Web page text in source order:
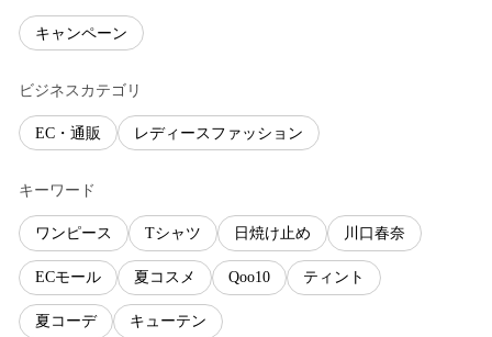
キャンペーン
ビジネスカテゴリ
EC・通販 レディースファッション
キーワード
ワンピース Tシャツ 日焼け止め 川口春奈
ECモール 夏コスメ Qoo10 ティント
夏コーデ キューテン